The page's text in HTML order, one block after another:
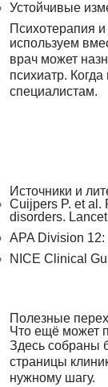
Устойчивые
Психотерапия
используем
врач может
психиатр.
специалистам.
Источники и
Cuijpers P. et al.
disorders.
APA Division
NICE Clinical
Полезные
Что ещё может
Здесь собраны
страницы
нужному шагу.